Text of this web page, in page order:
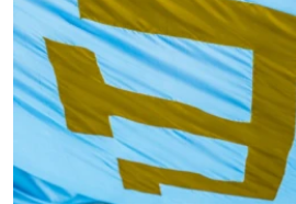
FİKİR
Русский
Українською
QOŞULIÑIZ!